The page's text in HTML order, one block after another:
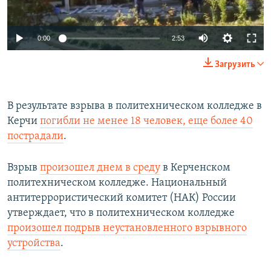
0:00 2:53
Загрузить
В результате взрыва в политехническом колледже в
Керчи погибли не менее 18 человек, еще более 40
пострадали.
Взрыв произошел днем в среду в Керченском
политехническом колледже. Национальный
антитеррористический комитет (НАК) России
утверждает, что в политехническом колледже
произошел подрыв неустановленного взрывного
устройства.